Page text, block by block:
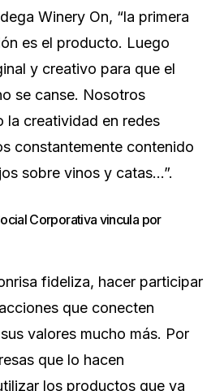
Winery On, “la primera
es el producto. Luego
y creativo para que el
se canse. Nosotros
la creatividad en redes
constantemente contenido
sobre vinos y catas…”.
Corporativa vincula por
fideliza, hacer participar
que conecten
valores mucho más. Por
que lo hacen
los productos que ya